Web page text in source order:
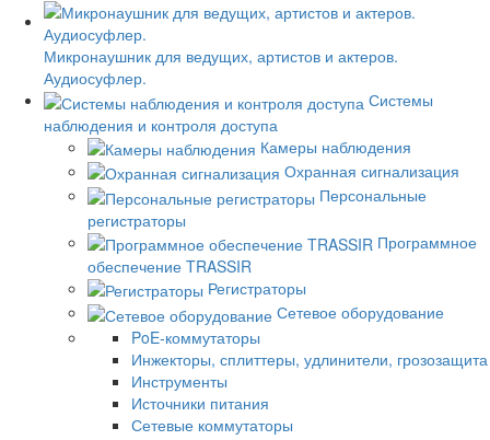
Микронаушник для ведущих, артистов и актеров.
Аудиосуфлер.
Системы
наблюдения и контроля доступа
Камеры наблюдения
Охранная сигнализация
Персональные
регистраторы
Программное
обеспечение TRASSIR
Регистраторы
Сетевое оборудование
PoE-коммутаторы
Инжекторы, сплиттеры, удлинители, грозозащита
Инструменты
Источники питания
Сетевые коммутаторы